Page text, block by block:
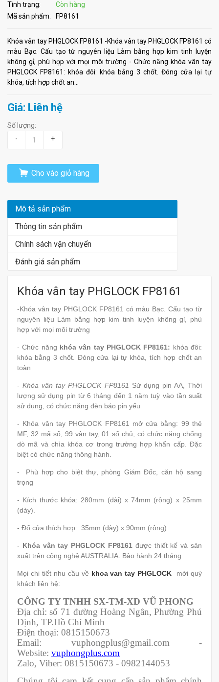
Tình trạng:
Còn hàng
Mã sản phẩm:
FP8161
Khóa vân tay PHGLOCK FP8161 -Khóa vân tay PHGLOCK FP8161 có
màu Bạc. Cấu tạo từ nguyên liệu Làm bằng hợp kim tinh luyện
không gỉ, phù hợp với mọi môi trường - Chức năng khóa vân tay
PHGLOCK FP8161: khóa đôi: khóa bằng 3 chốt. Đóng cửa lại tự
khóa, tích hợp chốt an...
Giá: Liên hệ
Số lượng:
-
+
Cho vào giỏ hàng
Mô tả sản phẩm
Thông tin sản phẩm
Chính sách vận chuyển
Đánh giá sản phẩm
Khóa vân tay PHGLOCK FP8161
-Khóa vân tay PHGLOCK FP8161 có màu Bạc. Cấu tạo từ
nguyên liệu Làm bằng hợp kim tinh luyện không gỉ, phù
hợp với mọi môi trường
- Chức năng khóa vân tay PHGLOCK FP8161: khóa đôi:
khóa bằng 3 chốt. Đóng cửa lại tự khóa, tích hợp chốt an
toàn
-Khóa vân tay PHGLOCK FP8161 Sử dụng pin AA, Thời
lượng sử dụng pin từ 6 tháng đến 1 năm tuỳ vào tần suất
sử dụng, có chức năng đèn báo pin yếu
- Khóa vân tay PHGLOCK FP8161 mở cửa bằng: 99 thẻ
MF, 32 mã số, 99 vân tay, 01 số chủ, có chức năng chống
dò mã và chìa khóa cơ trong trường hợp khẩn cấp. Đặc
biệt có chức năng thông hành.
- Phù hợp cho biệt thự, phòng Giám Đốc, căn hộ sang
trọng
- Kích thước khóa: 280mm (dài) x 74mm (rộng) x 25mm
(dày).
- Đố cửa thích hợp: 35mm (dày) x 90mm (rộng)
- Khóa vân tay PHGLOCK FP8161 được thiết kế và sản
xuất trên công nghệ AUSTRALIA. Bảo hành 24 tháng
Mọi chi tiết nhu cầu về khoa van tay PHGLOCK
mời quý
khách liên hệ:
CÔNG TY TNHH SX-TM-XD VŨ PHONG
Địa chỉ: số 71 đường Hoàng Ngân, Phường Phú
Định, TP.Hồ Chí Minh
Điện thoại: 0815150673
Email: vuphongplus@gmail.com -
Website: vuphongplus.com
Zalo, Viber: 0815150673 - 0982144053